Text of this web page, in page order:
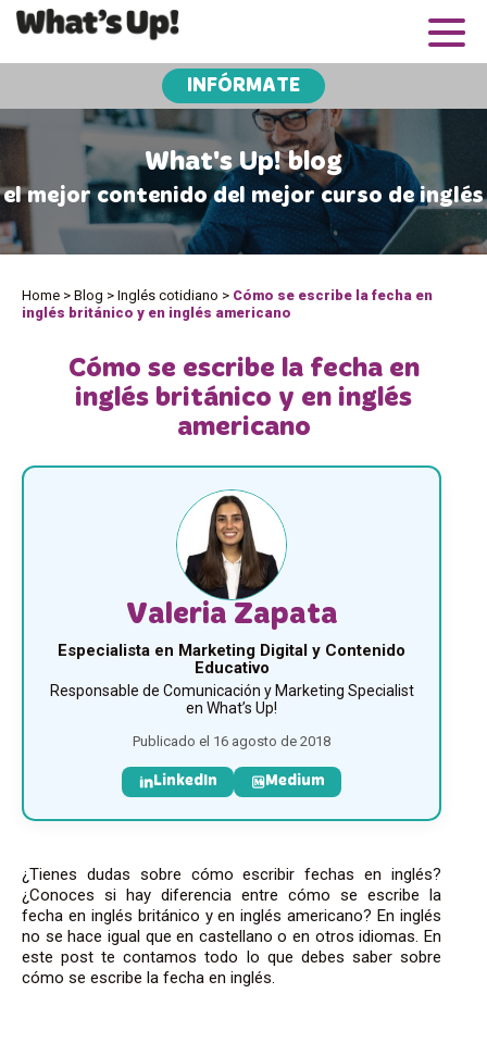
INFÓRMATE
What's Up! blog
el mejor contenido del mejor curso de inglés
Home > Blog > Inglés cotidiano > Cómo se escribe la fecha en
inglés británico y en inglés americano
Cómo se escribe la fecha en
inglés británico y en inglés
americano
Valeria Zapata
Especialista en Marketing Digital y Contenido
Educativo
Responsable de Comunicación y Marketing Specialist
en What’s Up!
Publicado el 16 agosto de 2018
LinkedIn Medium
¿Tienes dudas sobre cómo escribir fechas en inglés?
¿Conoces si hay diferencia entre cómo se escribe la
fecha en inglés británico y en inglés americano? En inglés
no se hace igual que en castellano o en otros idiomas. En
este post te contamos todo lo que debes saber sobre
cómo se escribe la fecha en inglés.